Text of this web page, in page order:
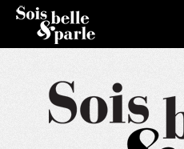
Skip
content